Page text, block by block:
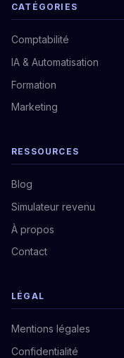
CATÉGORIES
Comptabilité
IA & Automatisation
Formation
Marketing
RESSOURCES
Blog
Simulateur revenu
À propos
Contact
LÉGAL
Mentions légales
Confidentialité